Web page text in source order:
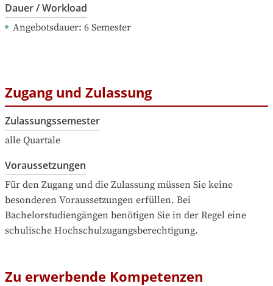
Dauer / Workload
Angebotsdauer: 6 Semester
Zugang und Zulassung
Zulassungssemester
alle Quartale
Voraussetzungen
Für den Zugang und die Zulassung müssen Sie keine
besonderen Voraussetzungen erfüllen. Bei
Bachelorstudiengängen benötigen Sie in der Regel eine
schulische Hochschulzugangsberechtigung.
Zu erwerbende Kompetenzen